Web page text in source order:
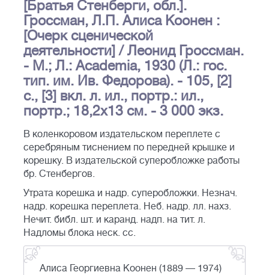
[Братья Стенберги, обл.].
Гроссман, Л.П. Алиса Коонен :
[Очерк сценической
деятельности] / Леонид Гроссман.
- М.; Л.: Academia, 1930 (Л.: гос.
тип. им. Ив. Федорова). - 105, [2]
с., [3] вкл. л. ил., портр.: ил.,
портр.; 18,2х13 см. - 3 000 экз.
В коленкоровом издательском переплете с
серебряным тиснением по передней крышке и
корешку. В издательской суперобложке работы
бр. Стенбергов.
Утрата корешка и надр. суперобложки. Незнач.
надр. корешка переплета. Неб. надр. лл. нахз.
Нечит. библ. шт. и каранд. надп. на тит. л.
Надломы блока неск. сс.
Алиса Георгиевна Коонен (1889 — 1974)